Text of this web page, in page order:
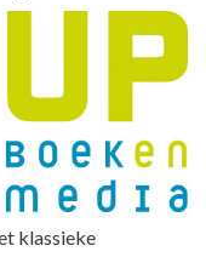
klassieke